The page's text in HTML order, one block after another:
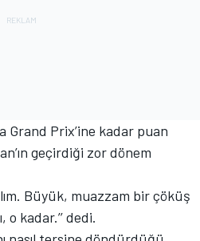
Grand Prix’ine kadar puan
geçirdiği zor dönem
Büyük, muazzam bir çöküş
kadar.’’ dedi.